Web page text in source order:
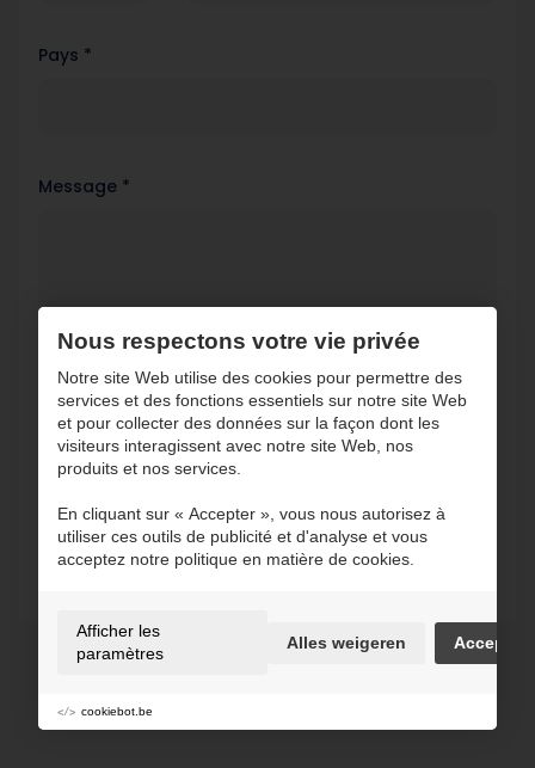
Pays *
Message *
Ik geef de toestemming om mijn gegevens
te bewaren en verwerken zoals aangegeven
in onzeprivacy statement. *
Envoyer
Nous respectons votre vie privée
Notre site Web utilise des cookies pour permettre des
services et des fonctions essentiels sur notre site Web
et pour collecter des données sur la façon dont les
visiteurs interagissent avec notre site Web, nos
produits et nos services.
En cliquant sur « Accepter », vous nous autorisez à
utiliser ces outils de publicité et d'analyse et vous
acceptez notre politique en matière de cookies.
Afficher les
paramètres
Alles weigeren Accepter
cookiebot.be